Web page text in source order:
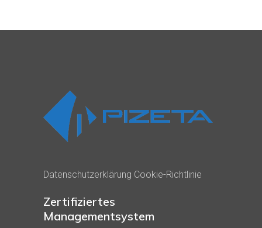
Datenschutzerklärung Cookie-Richtlinie
Zertifiziertes
Managementsystem